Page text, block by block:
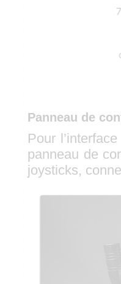
Panneau de
Pour
panneau de
joysticks,